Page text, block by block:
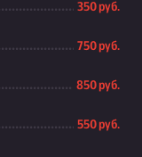
350 руб.
750 руб.
850 руб.
550 руб.